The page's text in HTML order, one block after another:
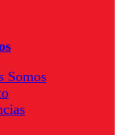
Somos